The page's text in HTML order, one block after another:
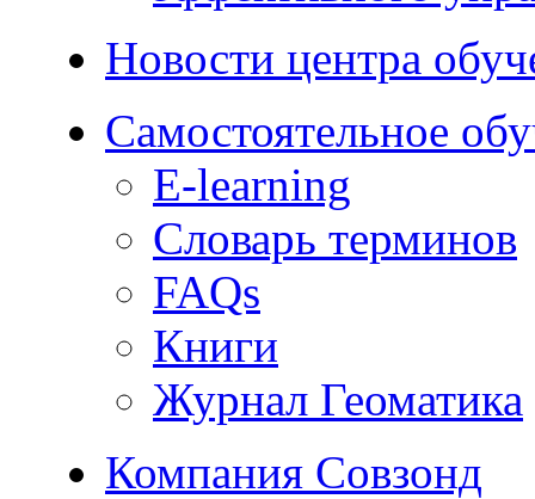
Новости центра
Самостоятельное
E-learning
Словарь терминов
FAQs
Книги
Журнал Геоматика
Компания Совзонд